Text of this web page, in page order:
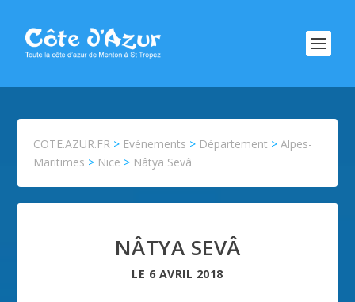
COTE.AZUR.FR > Evénements > Département >Alpes-
Maritimes > Nice > Nâtya Sevâ
NÂTYA SEVÂ
LE 6 AVRIL 2018